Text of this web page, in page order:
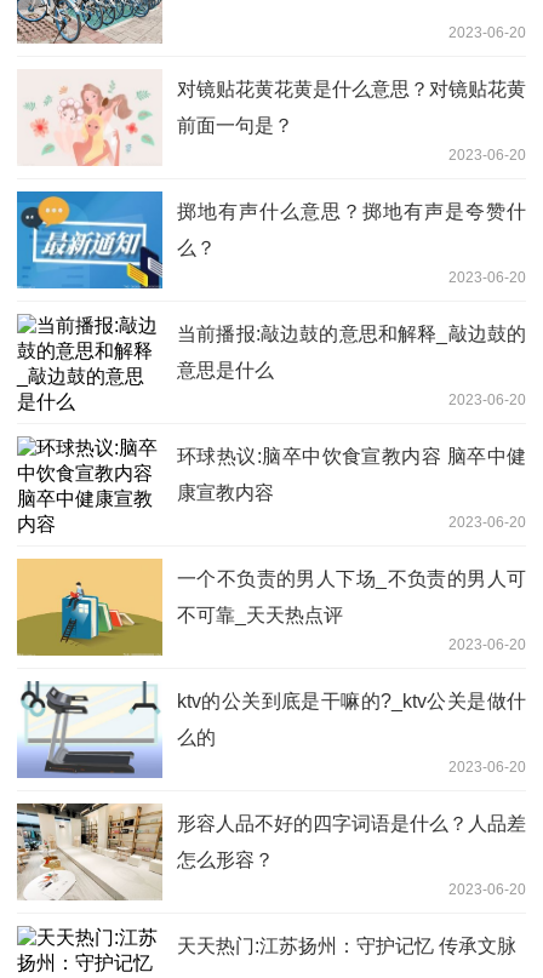
2023-06-20
对镜贴花黄花黄是什么意思？对镜贴花黄
前面一句是？
2023-06-20
掷地有声什么意思？掷地有声是夸赞什
么？
2023-06-20
当前播报:敲边鼓的意思和解释_敲边鼓的
意思是什么
2023-06-20
环球热议:脑卒中饮食宣教内容 脑卒中健
康宣教内容
2023-06-20
一个不负责的男人下场_不负责的男人可
不可靠_天天热点评
2023-06-20
ktv的公关到底是干嘛的?_ktv公关是做什
么的
2023-06-20
形容人品不好的四字词语是什么？人品差
怎么形容？
2023-06-20
天天热门:江苏扬州：守护记忆 传承文脉